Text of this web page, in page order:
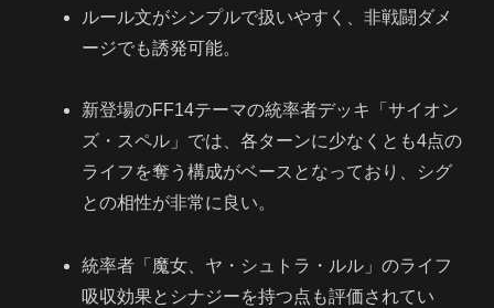
ルール文がシンプルで扱いやすく、非戦闘ダメ
ージでも誘発可能。
新登場のFF14テーマの統率者デッキ「サイオン
ズ・スペル」では、各ターンに少なくとも4点の
ライフを奪う構成がベースとなっており、シグ
との相性が非常に良い。
統率者「魔女、ヤ・シュトラ・ルル」のライフ
吸収効果とシナジーを持つ点も評価されてい